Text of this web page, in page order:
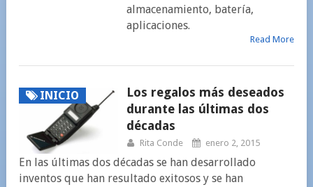
almacenamiento, batería,
aplicaciones.
Read More
INICIO
Los regalos más deseados
durante las últimas dos
décadas
Rita Conde enero 2, 2015
En las últimas dos décadas se han desarrollado
inventos que han resultado exitosos y se han